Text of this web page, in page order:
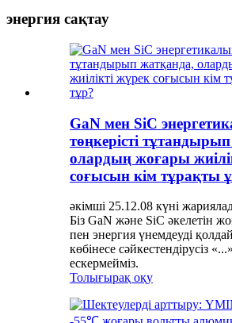
энергия сақтау
GaN мен SiC
төңкерісті
олардың жоғары
соғысын кім тұрақты
әкімші 25.12.08 күні
Біз GaN және SiC әкелетін
пен энергия үнемдеуді
көбінесе сәйкестендірусіз
ескермейміз.
Толығырақ оқу